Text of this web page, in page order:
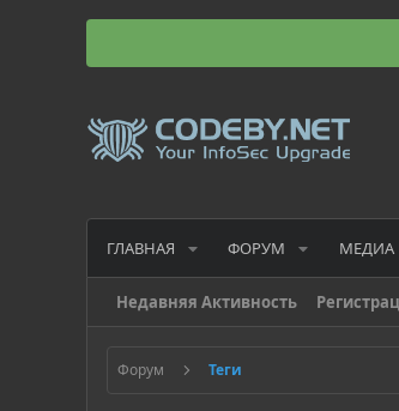
ГЛАВНАЯ ФОРУМ МЕДИА
Недавняя Активность
Форум Теги